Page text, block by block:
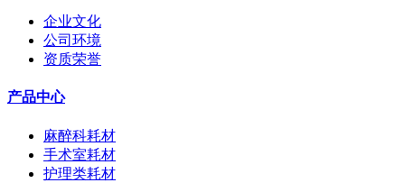
企业文化
公司环境
资质荣誉
产品中心
麻醉科耗材
手术室耗材
护理类耗材